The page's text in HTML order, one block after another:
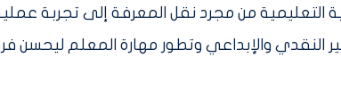
التعليمية من مجرد نقل المعرفة إلى تجربة
النقدي والإبداعي وتطور مهارة المعلم ليحسن